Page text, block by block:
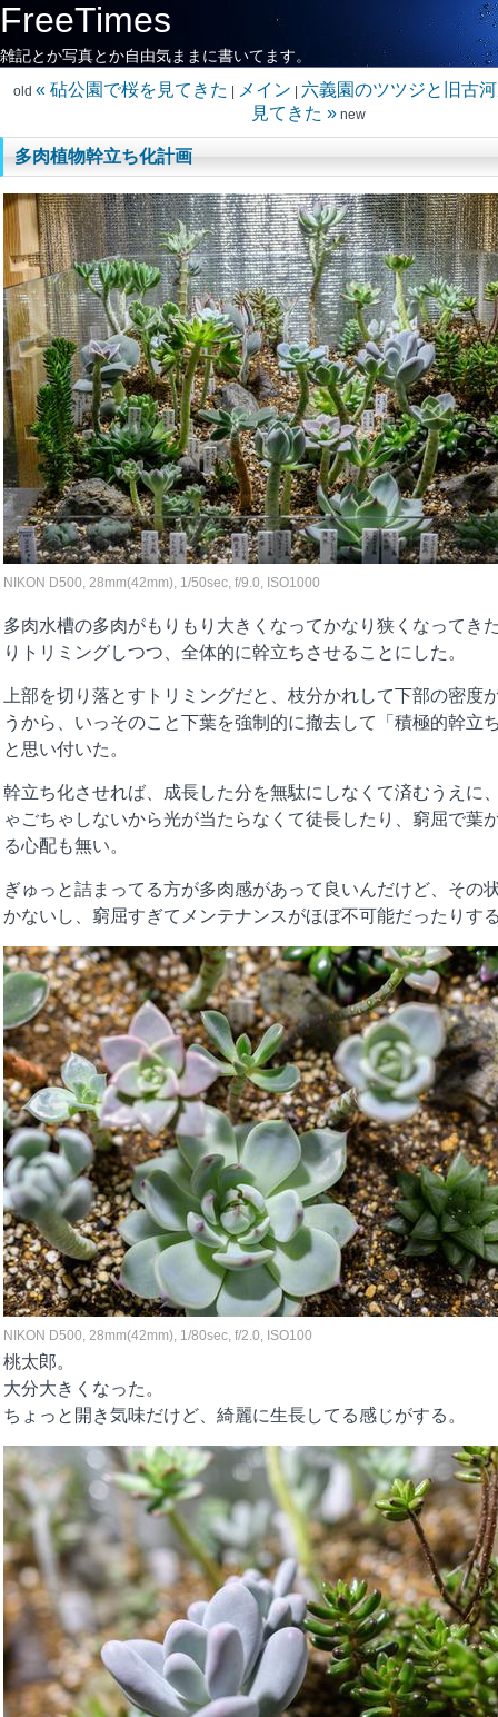
FreeTimes
雑記とか写真とか自由気ままに書いてます。
old « 砧公園で桜を見てきた メイン
六義園のツツジと旧古
見てきた » new
多肉植物幹立ち化計画
NIKON D500, 28mm(42mm), 1/50sec, f/9.0, ISO1000
多肉水槽の多肉がもりもり大きくなってかなり狭くなってき
りトリミングしつつ、全体的に幹立ちさせることにした。
上部を切り落とすトリミングだと、枝分かれして下部の密度
うから、いっそのこと下葉を強制的に撤去して「積極的幹立
と思い付いた。
幹立ち化させれば、成長した分を無駄にしなくて済むうえに
ゃごちゃしないから光が当たらなくて徒長したり、窮屈で葉
る心配も無い。
ぎゅっと詰まってる方が多肉感があって良いんだけど、その
かないし、窮屈すぎてメンテナンスがほぼ不可能だったりす
NIKON D500, 28mm(42mm), 1/80sec, f/2.0, ISO100
桃太郎。
大分大きくなった。
ちょっと開き気味だけど、綺麗に生長してる感じがする。